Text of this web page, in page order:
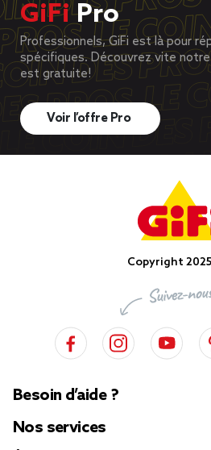
GiFiPro
Professionnels, GiFi est là pour
spécifiques. Découvrez vite
est gratuite!
Voir l’offre Pro
Copyright
Besoin d’aide ?
Nos services